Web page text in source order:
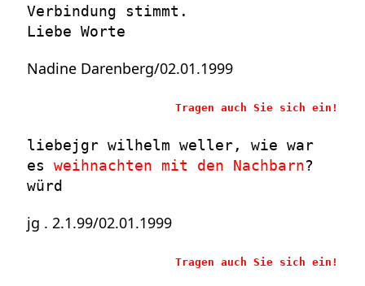
Verbindung stimmt.
Liebe Worte
Nadine Darenberg/02.01.1999
Tragen auch Sie sich ein!
liebejgr wilhelm weller, wie war
es weihnachten mit den Nachbarn?
würd
jg . 2.1.99/02.01.1999
Tragen auch Sie sich ein!